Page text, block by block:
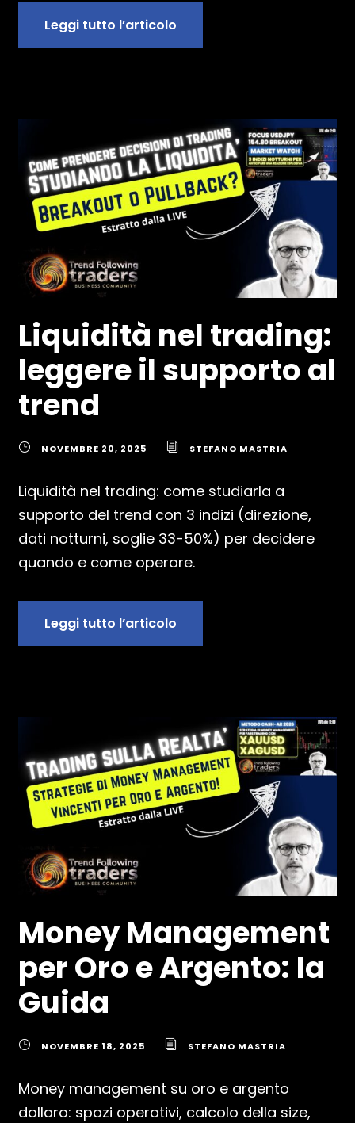
Leggi tutto l’articolo
Liquidità nel trading:
leggere il supporto al
trend
NOVEMBRE 20, 2025 STEFANO MASTRIA
Liquidità nel trading: come studiarla a
supporto del trend con 3 indizi (direzione,
dati notturni, soglie 33-50%) per decidere
quando e come operare.
Leggi tutto l’articolo
Money Management
per Oro e Argento: la
Guida
NOVEMBRE 18, 2025 STEFANO MASTRIA
Money management su oro e argento
dollaro: spazi operativi, calcolo della size,